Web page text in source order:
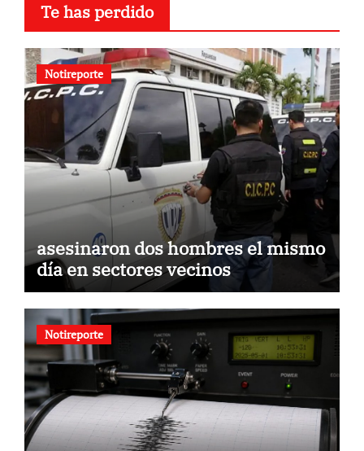
Te has perdido
Notireporte
asesinaron dos hombres el mismo
día en sectores vecinos
Notireporte